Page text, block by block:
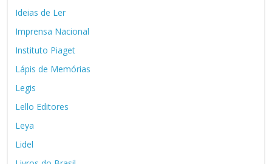
Ideias de Ler
Imprensa Nacional
Instituto Piaget
Lápis de Memórias
Legis
Lello Editores
Leya
Lidel